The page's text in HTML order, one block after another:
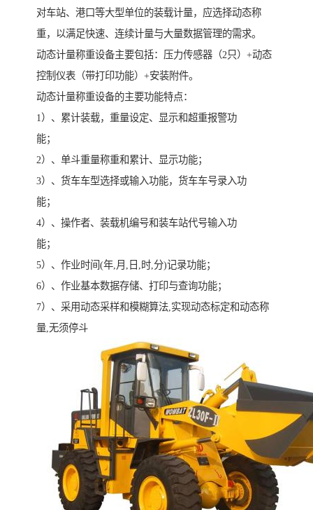
对车站、港口等大型单位的装载计量，应选择动态称
重，以满足快速、连续计量与大量数据管理的需求。
动态计量称重设备主要包括：压力传感器（2只）+动态
控制仪表（带打印功能）+安装附件。
动态计量称重设备的主要功能特点：
1）、累计装载，重量设定、显示和超重报警功
能；
2）、单斗重量称重和累计、显示功能；
3）、货车车型选择或输入功能，货车车号录入功
能；
4）、操作者、装载机编号和装车站代号输入功
能；
5）、作业时间(年,月,日,时,分)记录功能；
6）、作业基本数据存储、打印与查询功能；
7）、采用动态采样和模糊算法,实现动态标定和动态称
量,无须停斗